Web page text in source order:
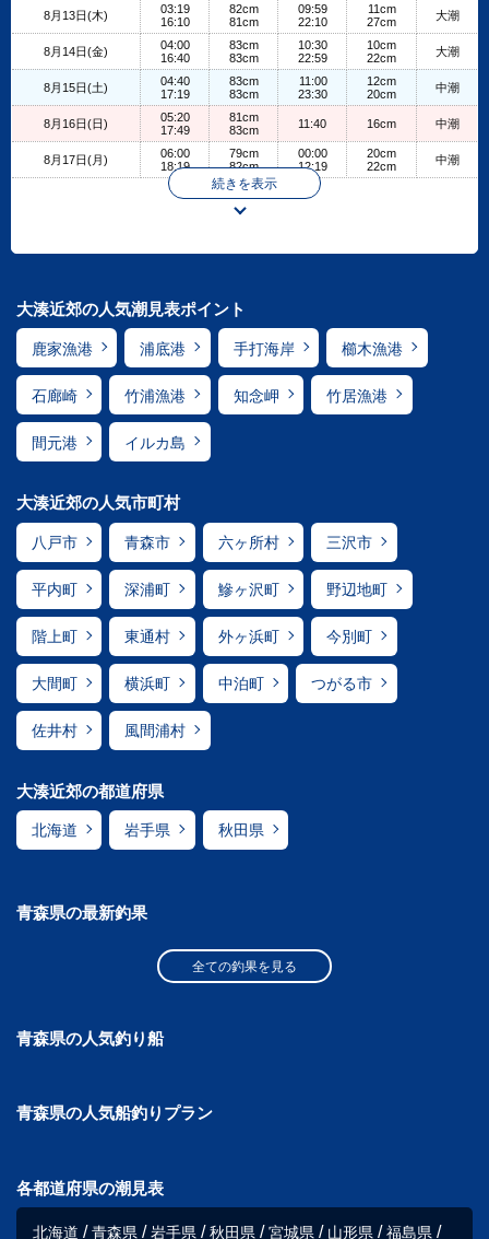
8月13日(木)
03:19
16:10
82cm
81cm
09:59
22:10
11cm
27cm
大潮
8月14日(金)
04:00
16:40
83cm
83cm
10:30
22:59
10cm
22cm
大潮
8月15日(土)
04:40
17:19
83cm
83cm
11:00
23:30
12cm
20cm
中潮
8月16日(日)
05:20
17:49
81cm
83cm
11:40 16cm 中潮
8月17日(月)
06:00
18:19
79cm
82cm
00:00
12:19
20cm
22cm
中潮
続きを表示
大湊近郊の人気潮見表ポイント
鹿家漁港 浦底港 手打海岸 櫛木漁港
石廊崎 竹浦漁港 知念岬 竹居漁港
間元港 イルカ島
大湊近郊の人気市町村
八戸市 青森市 六ヶ所村 三沢市
平内町 深浦町 鰺ヶ沢町 野辺地町
階上町 東通村 外ヶ浜町 今別町
大間町 横浜町 中泊町 つがる市
佐井村 風間浦村
大湊近郊の都道府県
北海道 岩手県 秋田県
青森県の最新釣果
全ての釣果を見る
青森県の人気釣り船
青森県の人気船釣りプラン
各都道府県の潮見表
北海道 青森県 岩手県 秋田県 宮城県 山形県 福島県